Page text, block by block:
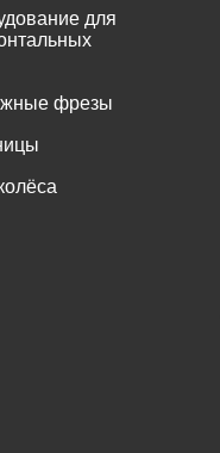
для
фрезы